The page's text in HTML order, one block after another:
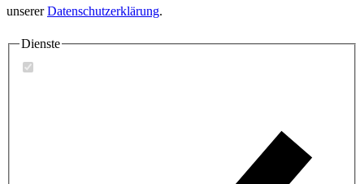
unsererDatenschutzerklärung.
Dienste